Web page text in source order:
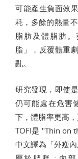
可能產生負面效
耗，多餘的熱量
脂肪及體脂肪
脂」，反覆體重
亂。
研究發現，即使
仍可能處在危害
下，體脂率更高，
TOFI是 "Thin on
中文譯為「外瘦